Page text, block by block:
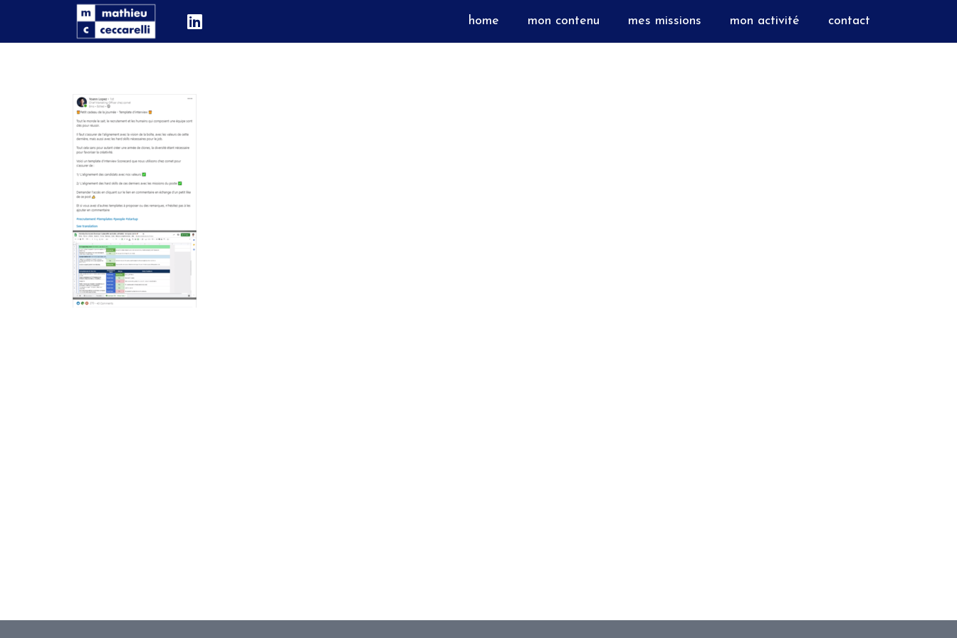
home mon contenu mes missions mon activité contact